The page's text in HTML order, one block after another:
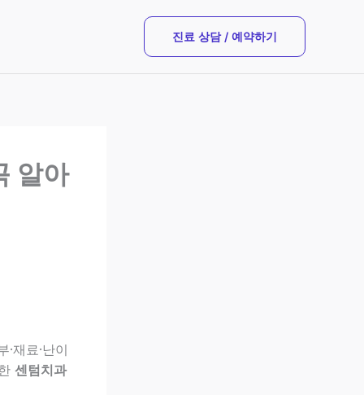
진료 상담 / 예약하기
알아
재료·난이
센텀치과